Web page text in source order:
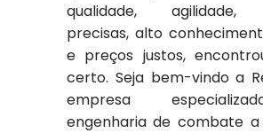
qualidade, agilidade,
precisas, alto
e preços justos,
certo. Seja bem-vindo a
empresa
engenharia de combate a